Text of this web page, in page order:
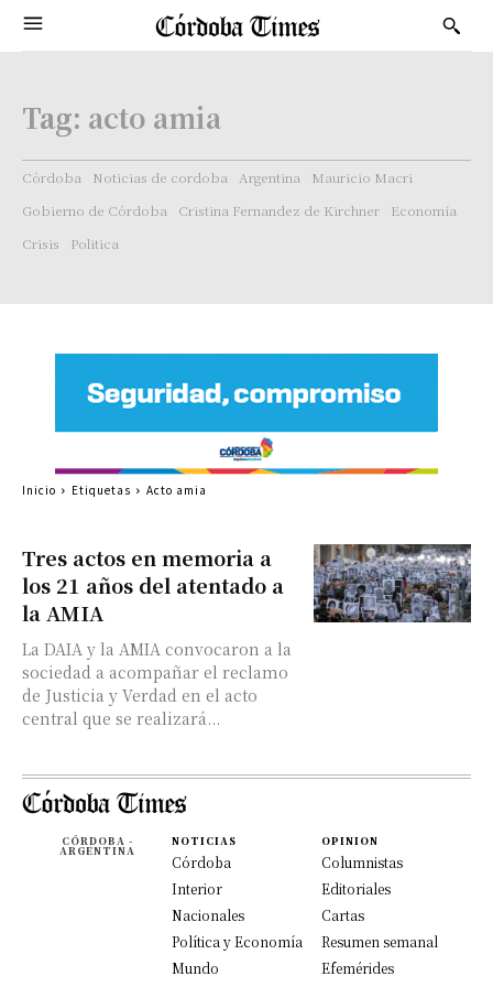
Tag: acto amia
Córdoba Noticias de cordoba Argentina
Mauricio Macri
Gobierno de Córdoba
Cristina Fernandez de Kirchner
Economía
Crisis
Politica
Tres actos en memoria a
los 21 años del atentado a
la AMIA
La DAIA y la AMIA convocaron a la
sociedad a acompañar el reclamo
de Justicia y Verdad en el acto
central que se realizará...
Inicio Etiquetas Acto amia
CÓRDOBA -
ARGENTINA
NOTICIAS
Córdoba
Interior
Nacionales
Política y Economía
Mundo
OPINION
Columnistas
Editoriales
Cartas
Resumen semanal
Efemérides